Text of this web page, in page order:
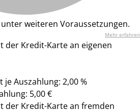
weiteren Voraussetzungen.
Mehr erfahren
der Kredit-Karte an eigenen
je Auszahlung: 2,00 %
5,00 €
der Kredit-Karte an fremden